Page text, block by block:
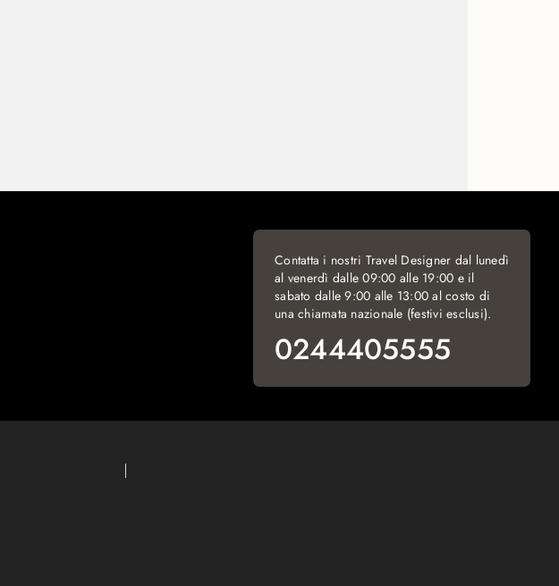
Contatta i nostri Travel Designer dal lunedì
al venerdì dalle 09:00 alle 19:00 e il
sabato dalle 9:00 alle 13:00 al costo di
una chiamata nazionale (festivi esclusi).
0244405555